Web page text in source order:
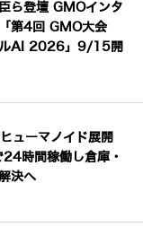
ら登壇 GMOインタ
第4回 GMO大会
ルAI 2026」9/15開
ューマノイド展開
時間稼働し倉庫・
決へ